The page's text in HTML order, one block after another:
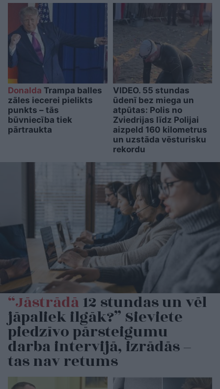
Donalda Trampa balles
zāles iecerei pielikts
punkts – tās
būvniecība tiek
pārtraukta
VIDEO. 55 stundas
ūdenī bez miega un
atpūtas: Polis no
Zviedrijas līdz Polijai
aizpeld 160 kilometrus
un uzstāda vēsturisku
rekordu
“Jāstrādā12 stundas un vēl
jāpaliek ilgāk?” Sieviete
piedzīvo pārsteigumu
darba intervijā, izrādās –
tas nav retums